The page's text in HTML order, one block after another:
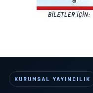
KURUMSAL YAYINCILIK